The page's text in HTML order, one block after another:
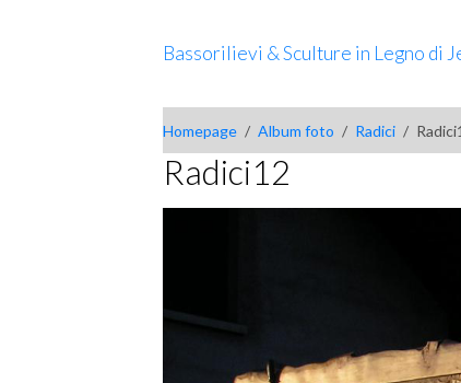
Bassorilievi & Sculture in Legno di
Homepage Album foto Radici
Radici12